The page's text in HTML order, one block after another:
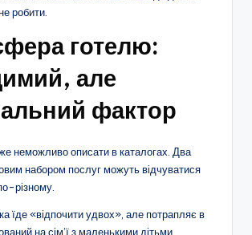
робити.
готелю:
але
фактор
неможливо описати в каталогах. Два
набором послуг можуть відчуватися
різному.
їде «відпочити удвох», але потрапляє в
на сім’ї з маленькими дітьми.